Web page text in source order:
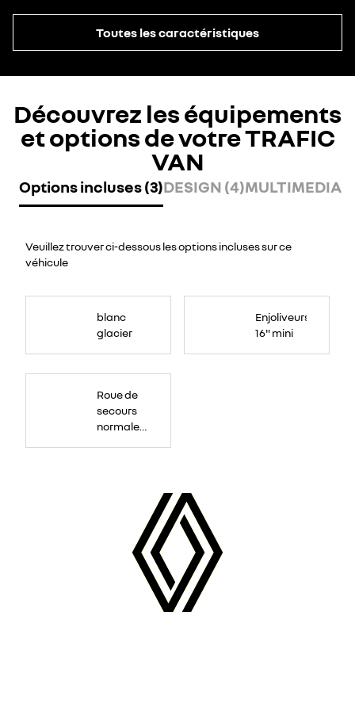
Toutes les caractéristiques
Découvrez les équipements
et options de votre TRAFIC
VAN
Options incluses (3)DESIGN (4)MULTIMEDIA
Veuillez trouver ci-dessous les options incluses sur ce
véhicule
blanc
glacier
Enjoliveurs
16" mini
Roue de
secours
normale